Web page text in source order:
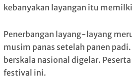
kebanyakan layangan itu
Penerbangan layang-layang
musim panas setelah panen
berskala nasional digelar.
festival ini.